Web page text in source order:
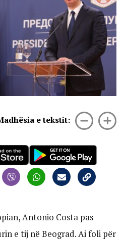
e tekstit:
Antonio Costa pas
e tij në Beograd. Ai foli për